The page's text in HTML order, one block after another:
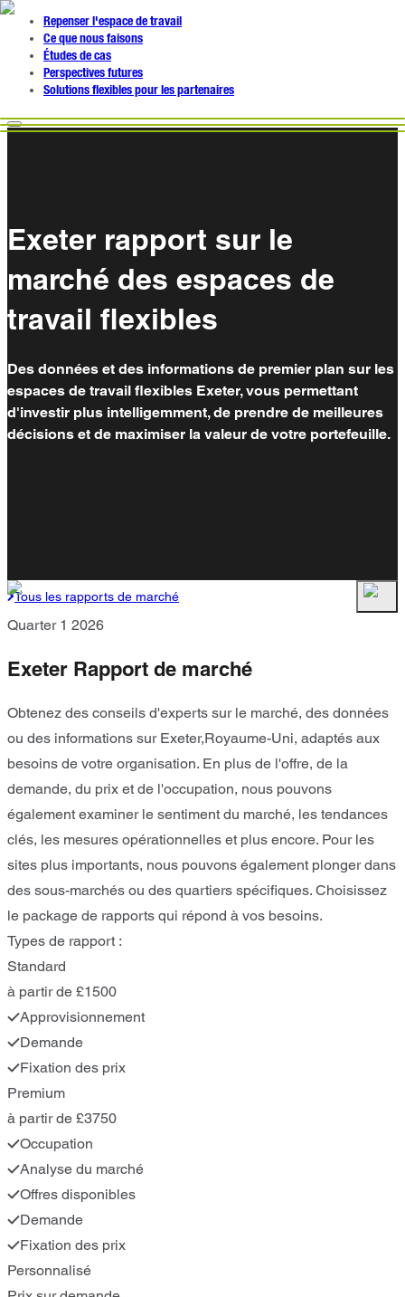
Repenser l'espace de travail
Ce que nous faisons
Études de cas
Perspectives futures
Solutions flexibles pour les partenaires
Exeter rapport sur le
marché des espaces de
travail flexibles
Des données et des informations de premier plan sur les
espaces de travail flexibles Exeter, vous permettant
d'investir plus intelligemment, de prendre de meilleures
décisions et de maximiser la valeur de votre portefeuille.
Tous les rapports de marché
Quarter 1 2026
Exeter Rapport de marché
Obtenez des conseils d'experts sur le marché, des données
ou des informations sur Exeter,Royaume-Uni, adaptés aux
besoins de votre organisation. En plus de l'offre, de la
demande, du prix et de l'occupation, nous pouvons
également examiner le sentiment du marché, les tendances
clés, les mesures opérationnelles et plus encore. Pour les
sites plus importants, nous pouvons également plonger dans
des sous-marchés ou des quartiers spécifiques. Choisissez
le package de rapports qui répond à vos besoins.
Types de rapport :
Standard
à partir de £1500
Approvisionnement
Demande
Fixation des prix
Premium
à partir de £3750
Occupation
Analyse du marché
Offres disponibles
Demande
Fixation des prix
Personnalisé